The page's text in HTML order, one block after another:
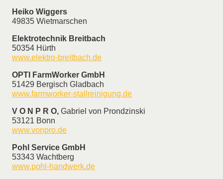
Heiko Wiggers
49835 Wietmarschen
Elektrotechnik Breitbach
50354 Hürth
www.elektro-breitbach.de
OPTI FarmWorker GmbH
51429 Bergisch Gladbach
www.farmworker-stallreinigung.de
V O N P R O, Gabriel von Prondzinski
53121 Bonn
www.vonpro.de
Pohl Service GmbH
53343 Wachtberg
www.pohl-handwerk.de